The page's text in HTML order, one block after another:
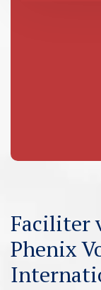
Faciliter
Phenix